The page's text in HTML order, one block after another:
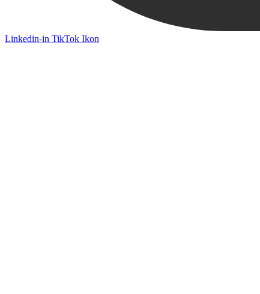
Linkedin-in TikTok Ikon